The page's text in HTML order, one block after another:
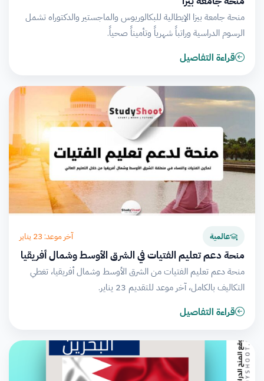
منحة جامعة بيزا الإيطالية للبكالوريوس والماجستير والدكتوراه تشمل
الرسوم الدراسية وراتباً شهرياً وتأميناً صحياً.
قراءة التفاصيل
عالمية آخر موعد: 23 يناير
منحة دعم تعليم الفتيات في الشرق الأوسط وشمال أفريقيا
منحة دعم تعليم الفتيات من الشرق الأوسط وشمال أفريقيا، تغطي
التكاليف بالكامل، آخر موعد للتقديم 23 يناير.
قراءة التفاصيل